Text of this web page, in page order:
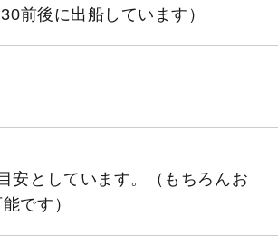
前後に出船しています）
安としています。（もちろんお
です）